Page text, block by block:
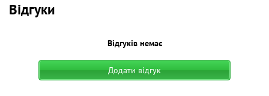
Відгуки
Відгуків немає
Додати відгук